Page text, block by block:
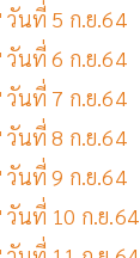
วันที่ 5 ก.ย.64
วันที่ 6 ก.ย.64
วันที่ 7 ก.ย.64
วันที่ 8 ก.ย.64
วันที่ 9 ก.ย.64
วันที่ 10 ก.ย.64